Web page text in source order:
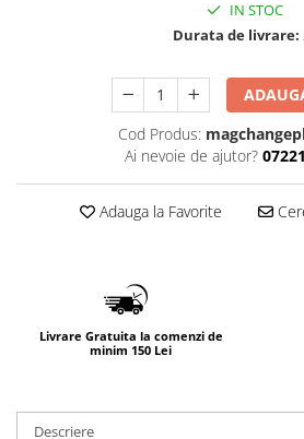
IN STOC
Durata de livrare:
Cod Produs:
Ai nevoie de ajutor?
Adauga la Favorite
Livrare Gratuita la comenzi de
minim 150 Lei
Descriere